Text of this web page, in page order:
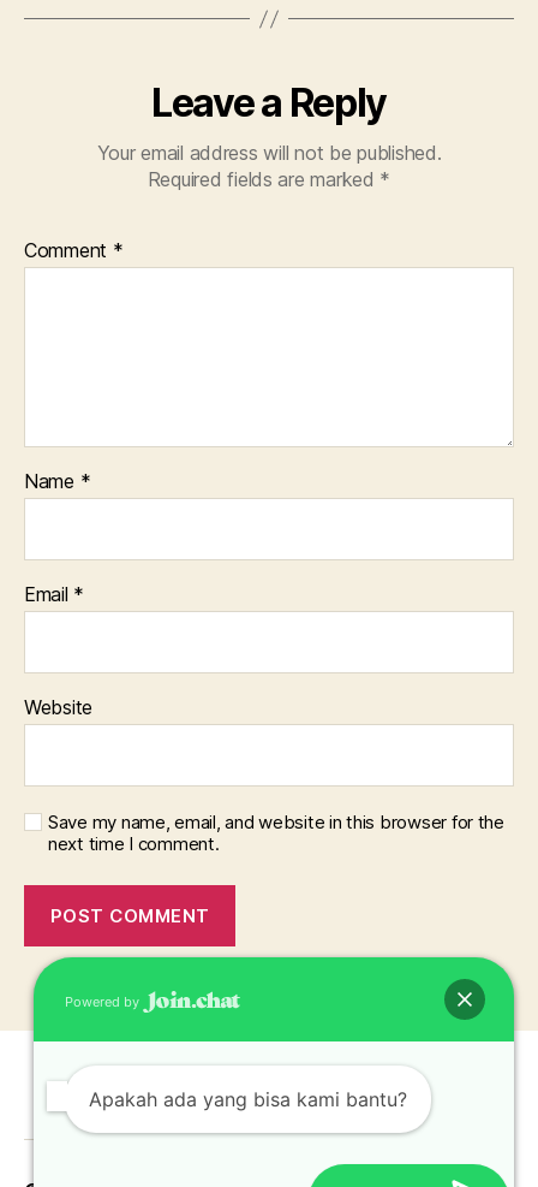
Leave a Reply
Your email address will not be published.
Required fields are marked *
Comment *
Name *
Email *
Website
Save my name, email, and website in this browser for the
next time I comment.
Powered by
Apakah ada yang bisa kami bantu?